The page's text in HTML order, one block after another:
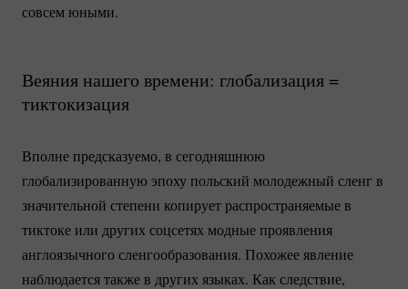
совсем юными.
Веяния нашего времени: глобализация =
тиктокизация
Вполне предсказуемо, в сегодняшнюю
глобализированную эпоху польский молодежный сленг в
значительной степени копирует распространяемые в
тиктоке или других соцсетях модные проявления
англоязычного сленгообразования. Похожее явление
наблюдается также в других языках. Как следствие,